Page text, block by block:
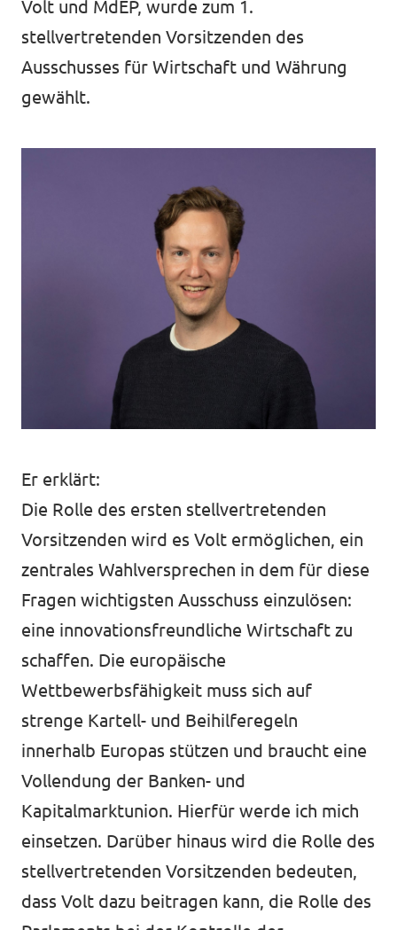
Volt und MdEP, wurde zum 1.
stellvertretenden Vorsitzenden des
Ausschusses für Wirtschaft und Währung
gewählt.
Er erklärt:
Die Rolle des ersten stellvertretenden
Vorsitzenden wird es Volt ermöglichen, ein
zentrales Wahlversprechen in dem für diese
Fragen wichtigsten Ausschuss einzulösen:
eine innovationsfreundliche Wirtschaft zu
schaffen. Die europäische
Wettbewerbsfähigkeit muss sich auf
strenge Kartell- und Beihilferegeln
innerhalb Europas stützen und braucht eine
Vollendung der Banken- und
Kapitalmarktunion. Hierfür werde ich mich
einsetzen. Darüber hinaus wird die Rolle des
stellvertretenden Vorsitzenden bedeuten,
dass Volt dazu beitragen kann, die Rolle des